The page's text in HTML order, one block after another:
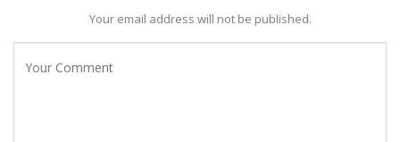
Your email address will not be published.